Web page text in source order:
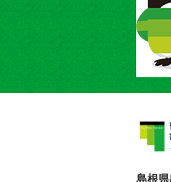
島根